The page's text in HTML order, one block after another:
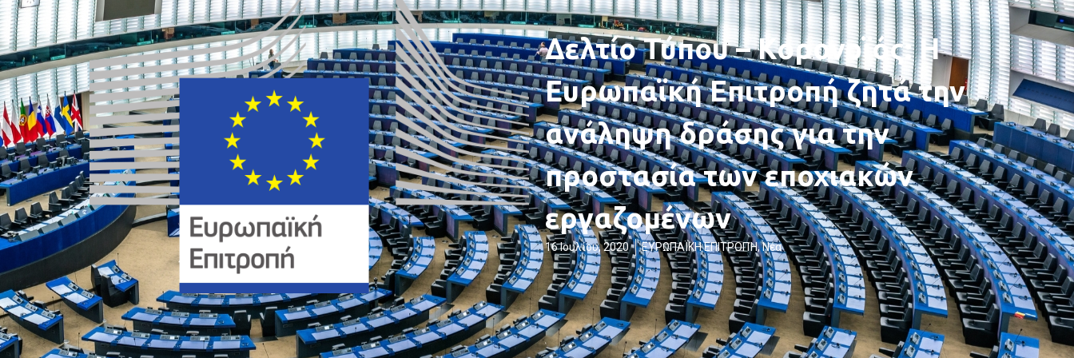
Δελτίο Τύπου – Κορονοϊός: Η
Ευρωπαϊκή Επιτροπή ζητά την
ανάληψη δράσης για την
προστασία των εποχιακών
εργαζομένων
16 Ιουλίου, 2020 ΕΥΡΩΠΑΪΚΗ ΕΠΙΤΡΟΠΉ,Νέα